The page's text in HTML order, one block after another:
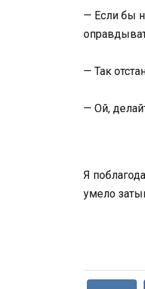
— Если бы
— Так
— Ой,
Я
умело